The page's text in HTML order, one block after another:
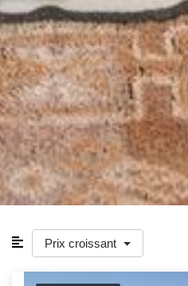
Prix croissant